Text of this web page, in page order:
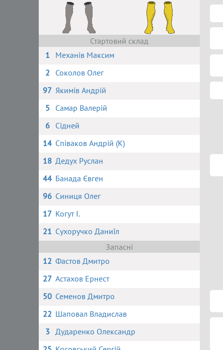
Стартовий склад
1
Механів Максим
2
Соколов Олег
97 Якимів Андрій
5
Самар Валерій
6
Сідней
14 Співаков Андрій (К)
18 Дедух Руслан
44 Банада Євген
96 Синиця Олег
17 Когут І.
21 Сухоручко Даниїл
Запасні
12 Фастов Дмитро
27 Астахов Ернест
50 Семенов Дмитро
22 Шаповал Владислав
3 Дударенко Олександр